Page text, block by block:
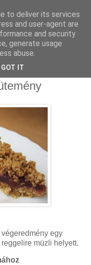
egy
müzli helyett.
to deliver its services
and user-agent are
and security
generate usage
abuse.
GOT IT